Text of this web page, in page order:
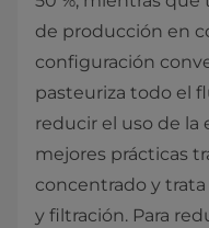
de producción en
configuración
pasteuriza todo el
reducir el uso de la
mejores prácticas
concentrado y
y filtración. Para